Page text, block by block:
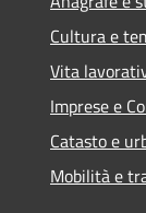
Cultura e
Vita
Imprese e
Catasto e
Mobilità e